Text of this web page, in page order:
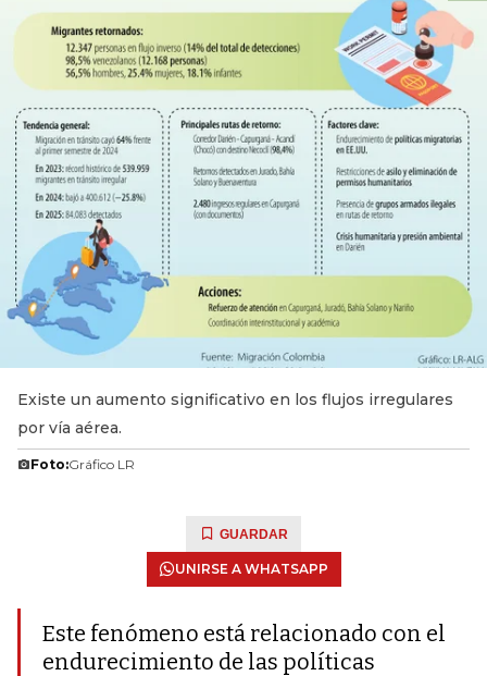
Existe un aumento significativo en los flujos irregulares
por vía aérea.
Foto:Gráfico LR
GUARDAR
UNIRSE A WHATSAPP
Este fenómeno está relacionado con el
endurecimiento de las políticas